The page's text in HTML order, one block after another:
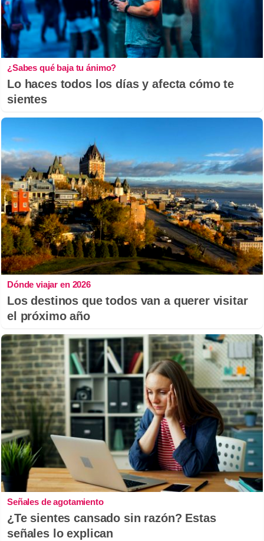
¿Sabes qué baja tu ánimo?
Lo haces todos los días y afecta cómo te
sientes
Dónde viajar en 2026
Los destinos que todos van a querer visitar
el próximo año
Señales de agotamiento
¿Te sientes cansado sin razón? Estas
señales lo explican